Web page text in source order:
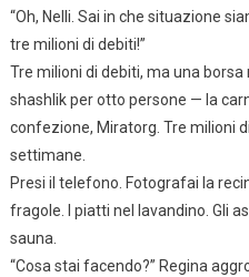
“Oh, Nelli. Sai in che situazione
tre milioni di debiti!”
Tre milioni di debiti, ma una
shashlik per otto persone — la
confezione, Miratorg. Tre milioni
settimane.
Presi il telefono. Fotografai la
fragole. I piatti nel lavandino. Gli
sauna.
“Cosa stai facendo?” Regina